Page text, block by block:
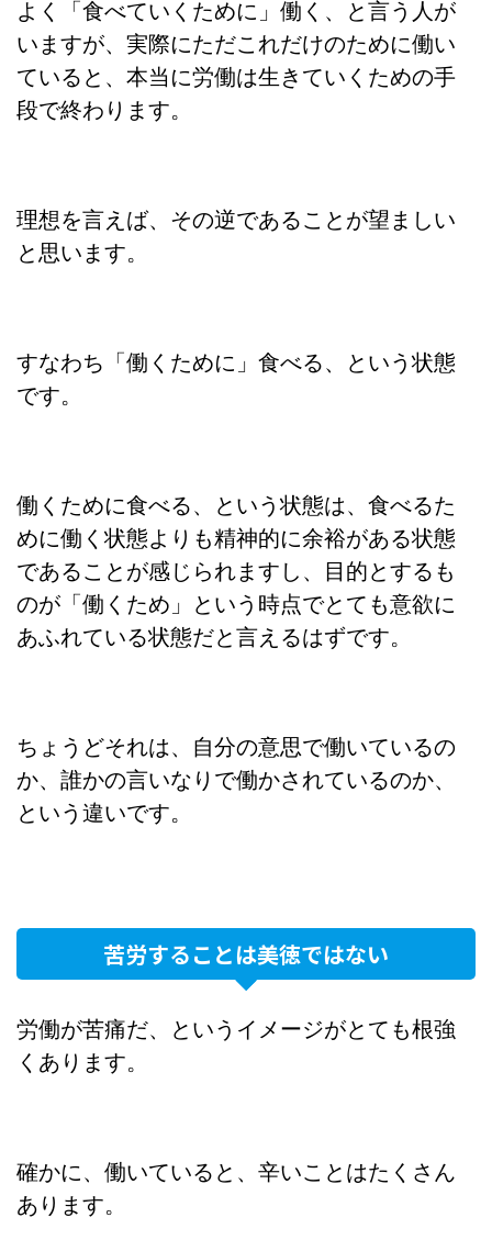
よく「食べていくために」働く、と言う人が
いますが、実際にただこれだけのために働い
ていると、本当に労働は生きていくための手
段で終わります。
理想を言えば、その逆であることが望ましい
と思います。
すなわち「働くために」食べる、という状態
です。
働くために食べる、という状態は、食べるた
めに働く状態よりも精神的に余裕がある状態
であることが感じられますし、目的とするも
のが「働くため」という時点でとても意欲に
あふれている状態だと言えるはずです。
ちょうどそれは、自分の意思で働いているの
か、誰かの言いなりで働かされているのか、
という違いです。
苦労することは美徳ではない
労働が苦痛だ、というイメージがとても根強
くあります。
確かに、働いていると、辛いことはたくさん
あります。